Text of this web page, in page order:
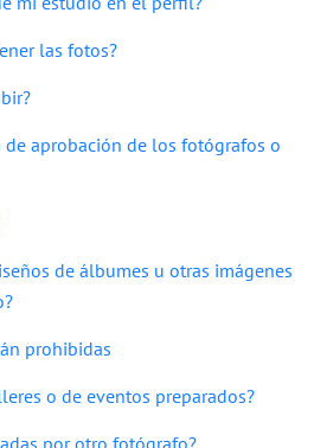
las fotos?
de aprobación de los fotógrafos o
de álbumes u otras imágenes
prohibidas
o de eventos preparados?
por otro fotógrafo?